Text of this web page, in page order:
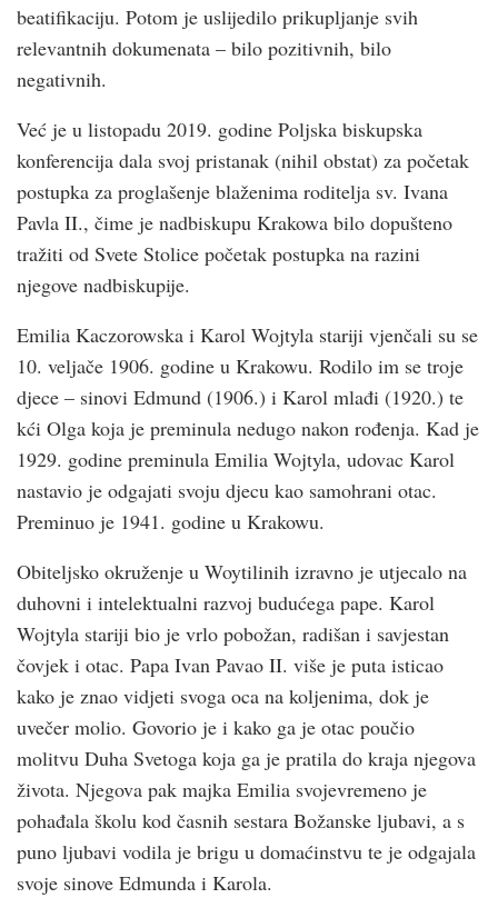
beatifikaciju. Potom je uslijedilo prikupljanje svih
relevantnih dokumenata – bilo pozitivnih, bilo
negativnih.
Već je u listopadu 2019. godine Poljska biskupska
konferencija dala svoj pristanak (nihil obstat) za početak
postupka za proglašenje blaženima roditelja sv. Ivana
Pavla II., čime je nadbiskupu Krakowa bilo dopušteno
tražiti od Svete Stolice početak postupka na razini
njegove nadbiskupije.
Emilia Kaczorowska i Karol Wojtyla stariji vjenčali su se
10. veljače 1906. godine u Krakowu. Rodilo im se troje
djece – sinovi Edmund (1906.) i Karol mlađi (1920.) te
kći Olga koja je preminula nedugo nakon rođenja. Kad je
1929. godine preminula Emilia Wojtyla, udovac Karol
nastavio je odgajati svoju djecu kao samohrani otac.
Preminuo je 1941. godine u Krakowu.
Obiteljsko okruženje u Woytilinih izravno je utjecalo na
duhovni i intelektualni razvoj budućega pape. Karol
Wojtyla stariji bio je vrlo pobožan, radišan i savjestan
čovjek i otac. Papa Ivan Pavao II. više je puta isticao
kako je znao vidjeti svoga oca na koljenima, dok je
uvečer molio. Govorio je i kako ga je otac poučio
molitvu Duha Svetoga koja ga je pratila do kraja njegova
života. Njegova pak majka Emilia svojevremeno je
pohađala školu kod časnih sestara Božanske ljubavi, a s
puno ljubavi vodila je brigu u domaćinstvu te je odgajala
svoje sinove Edmunda i Karola.